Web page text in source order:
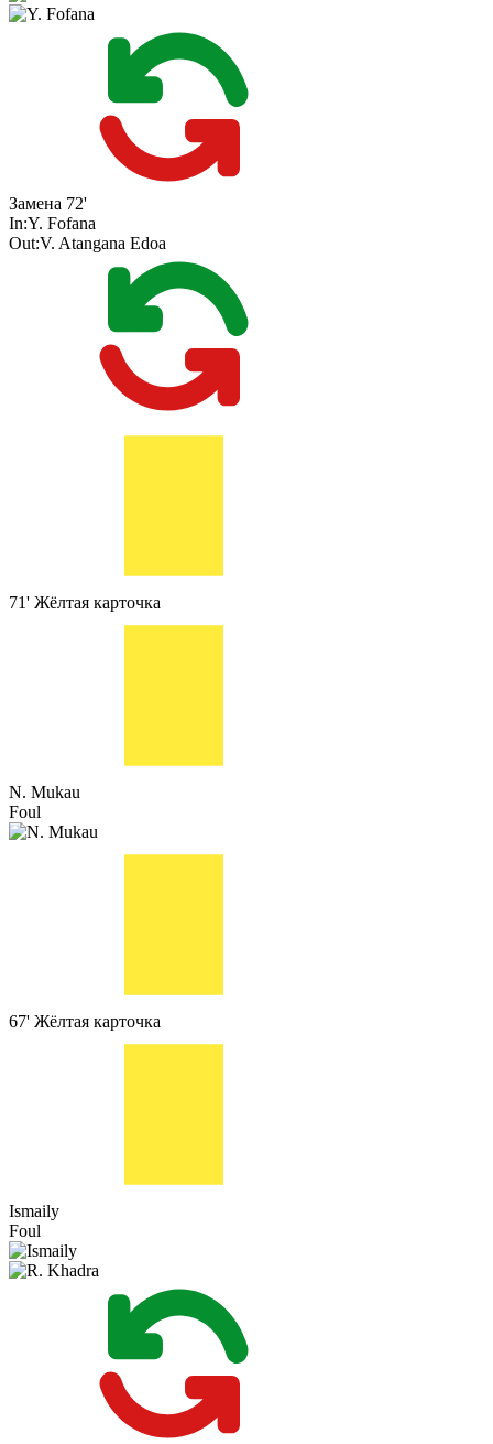
Замена 72'
In:Y. Fofana
Out:V. Atangana Edoa
71' Жёлтая карточка
N. Mukau
Foul
67' Жёлтая карточка
Ismaily
Foul